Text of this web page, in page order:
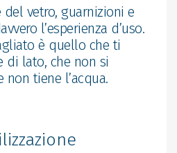
del vetro, guarnizioni e
l’esperienza d’uso.
è quello che ti
di lato, che non si
non tiene l’acqua.